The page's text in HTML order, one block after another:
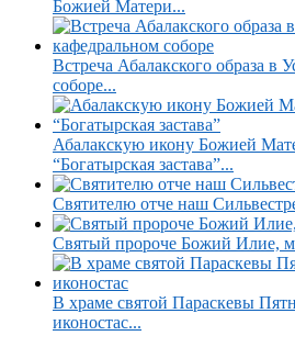
Божией Матери...
Встреча Абалакского образа в
соборе...
Абалакскую икону Божией
“Богатырская застава”...
Святителю отче наш
Святый пророче Божий Илие,
В храме святой Параскевы
иконостас...